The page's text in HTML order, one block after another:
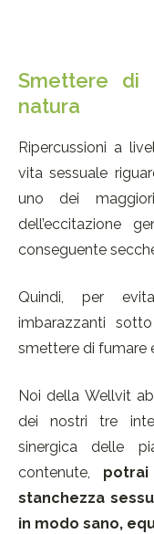
Smettere di
natura
Ripercussioni a
vita sessuale
uno dei
dell’eccitazione
conseguente
Quindi, per
imbarazzanti
smettere di fumare
Noi della Wellvit
dei nostri tre
sinergica delle
contenute,
stanchezza
in modo sano,